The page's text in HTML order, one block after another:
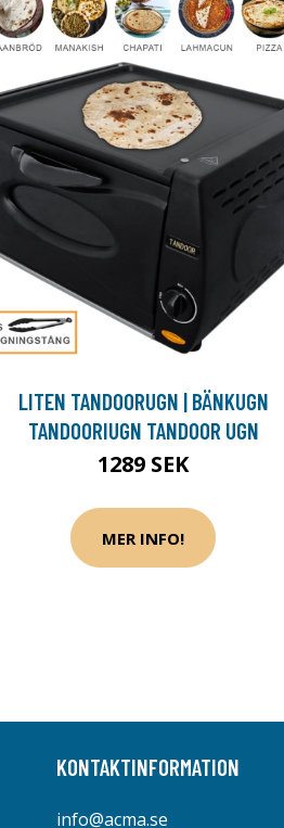
LITEN TANDOORUGN | BÄNKUGN
TANDOORIUGN TANDOOR UGN
1289 SEK
MER INFO!
KONTAKTINFORMATION
info@acma.se